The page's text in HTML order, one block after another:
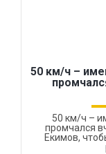
50 км/ч –
50 км/ч –
промчался
Екимов,